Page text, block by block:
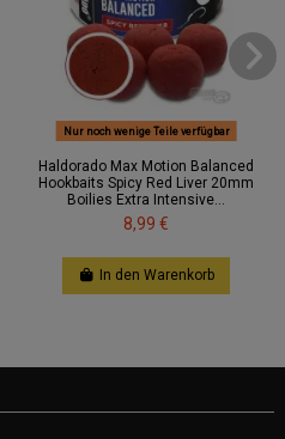
Nur noch wenige Teile verfügbar
Haldorado Max Motion Balanced
Hookbaits Spicy Red Liver 20mm
Boilies Extra Intensive...
8,99 €
In den Warenkorb